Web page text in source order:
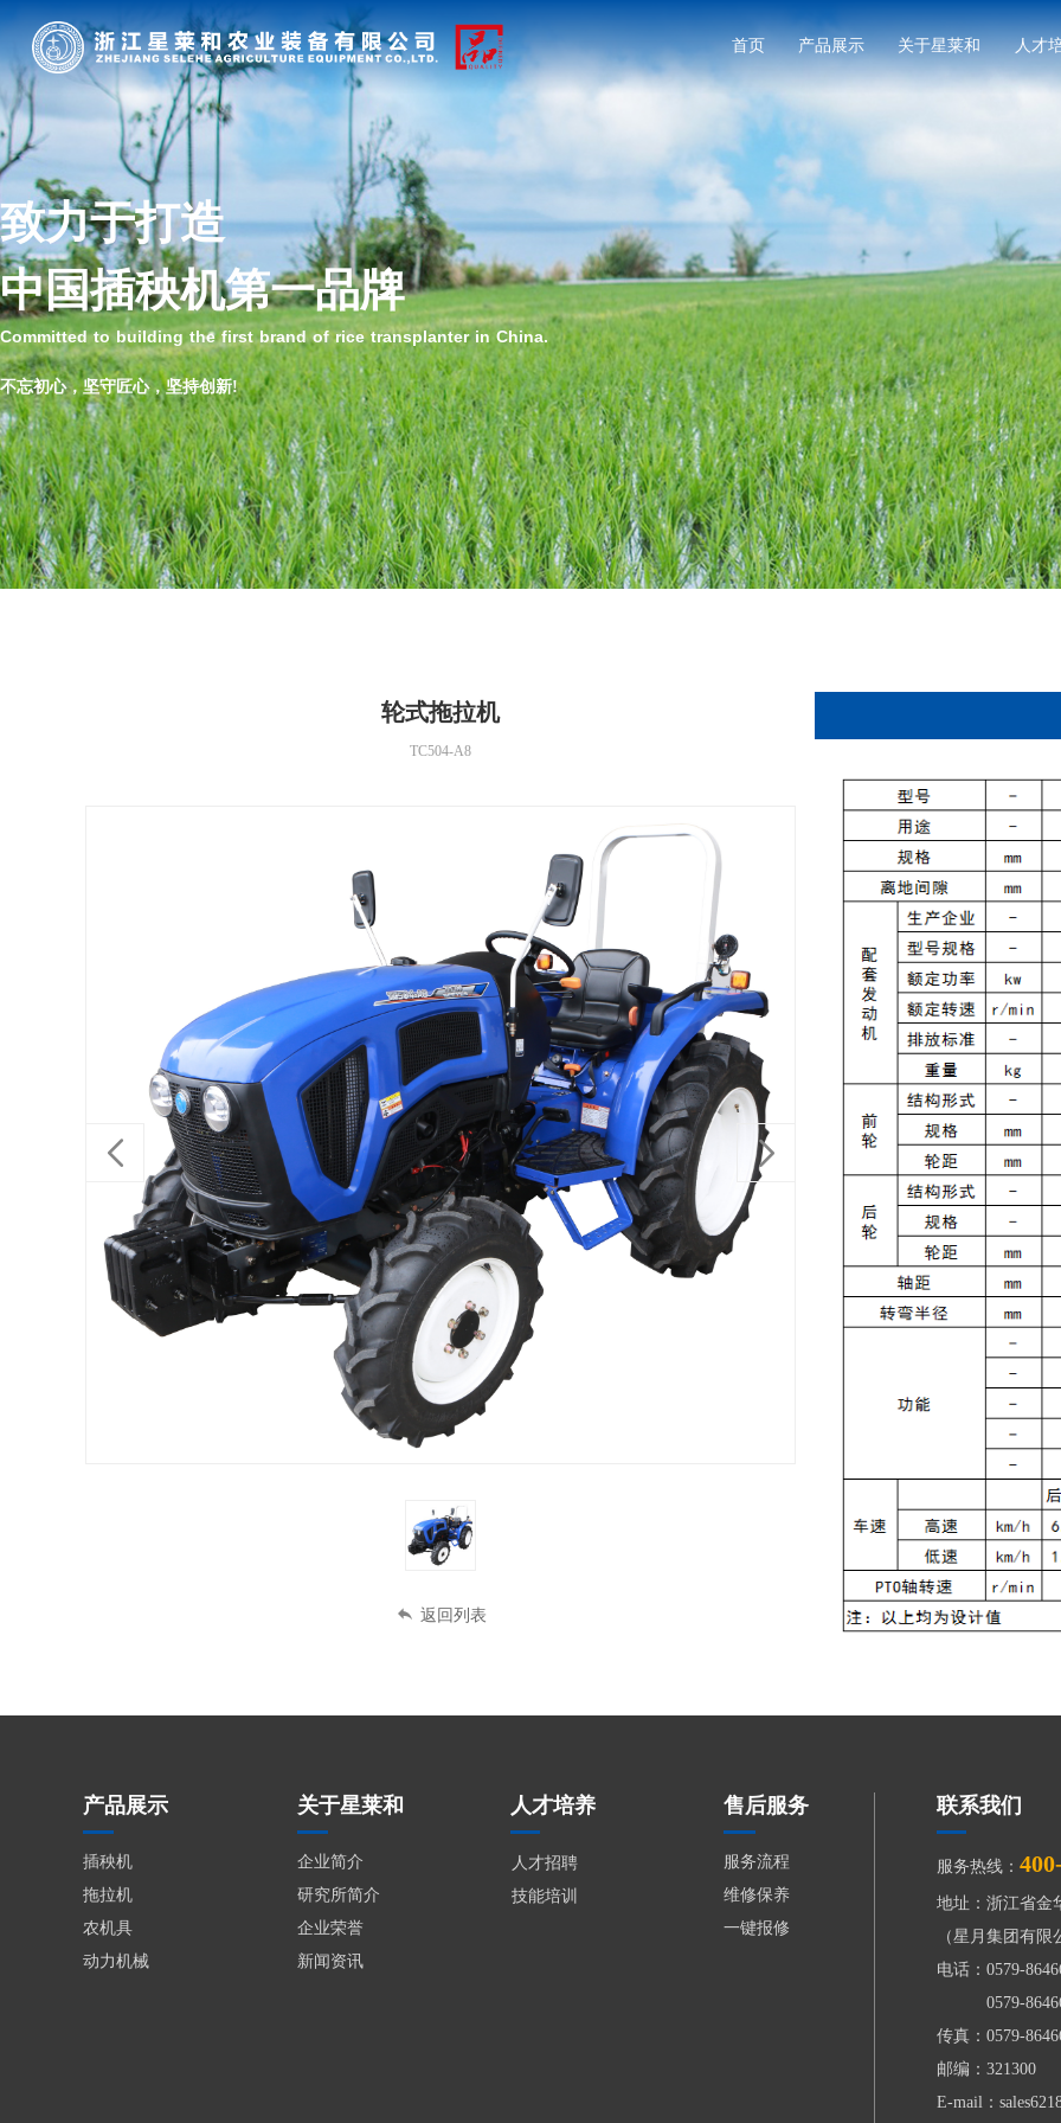
首页 产品展示 关于星莱和 人才
致力于打造
中国插秧机第一品牌
Committed to building the first brand of rice transplanter in China.
不忘初心，坚守匠心，坚持创新!
轮式拖拉机
TC504-A8
返回列表
产品展示
插秧机
拖拉机
农机具
动力机械
关于星莱和
企业简介
研究所简介
企业荣誉
新闻资讯
人才培养
人才招聘
技能培训
售后服务
服务流程
维修保养
一键报修
联系我们
服务热线：
地址：浙江省金
（星月集团有限
电话：0579-
0579-
传真：0579-
邮编：321300
E-mail：